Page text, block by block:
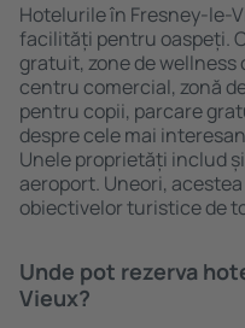
Hotelurile în Fresney-le-
facilități pentru oaspeți.
gratuit, zone de wellness
centru comercial, zonă
pentru copii, parcare
despre cele mai
Unele proprietăți includ
aeroport. Uneori,
obiectivelor turistice de
Unde pot rezerva
Vieux?